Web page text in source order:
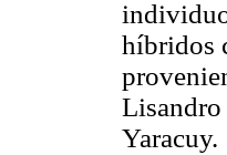
híbridos
Yaracuy.